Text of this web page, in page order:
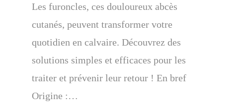
Les furoncles, ces douloureux abcès
cutanés, peuvent transformer votre
quotidien en calvaire. Découvrez des
solutions simples et efficaces pour les
traiter et prévenir leur retour ! En bref
Origine :…